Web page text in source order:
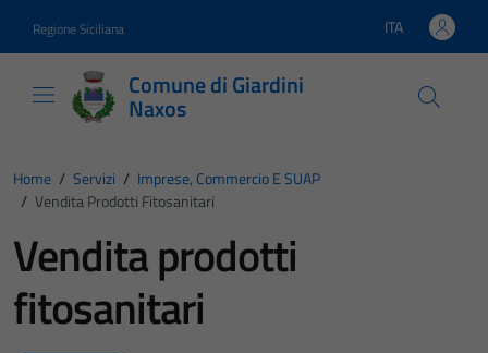
Regione Siciliana Lingua attiva:
ITA
Comune di Giardini
Naxos
Home / Servizi / Imprese, Commercio E SUAP
/ Vendita Prodotti Fitosanitari
Vendita prodotti
fitosanitari